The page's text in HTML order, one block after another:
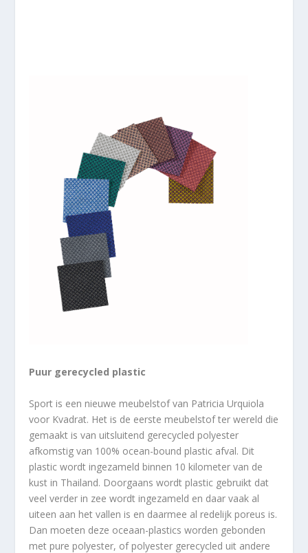
Puur gerecycled plastic
Sport is een nieuwe meubelstof van Patricia Urquiola
voor Kvadrat. Het is de eerste meubelstof ter wereld die
gemaakt is van uitsluitend gerecycled polyester
afkomstig van 100% ocean-bound plastic afval. Dit
plastic wordt ingezameld binnen 10 kilometer van de
kust in Thailand. Doorgaans wordt plastic gebruikt dat
veel verder in zee wordt ingezameld en daar vaak al
uiteen aan het vallen is en daarmee al redelijk poreus is.
Dan moeten deze oceaan-plastics worden gebonden
met pure polyester, of polyester gerecycled uit andere